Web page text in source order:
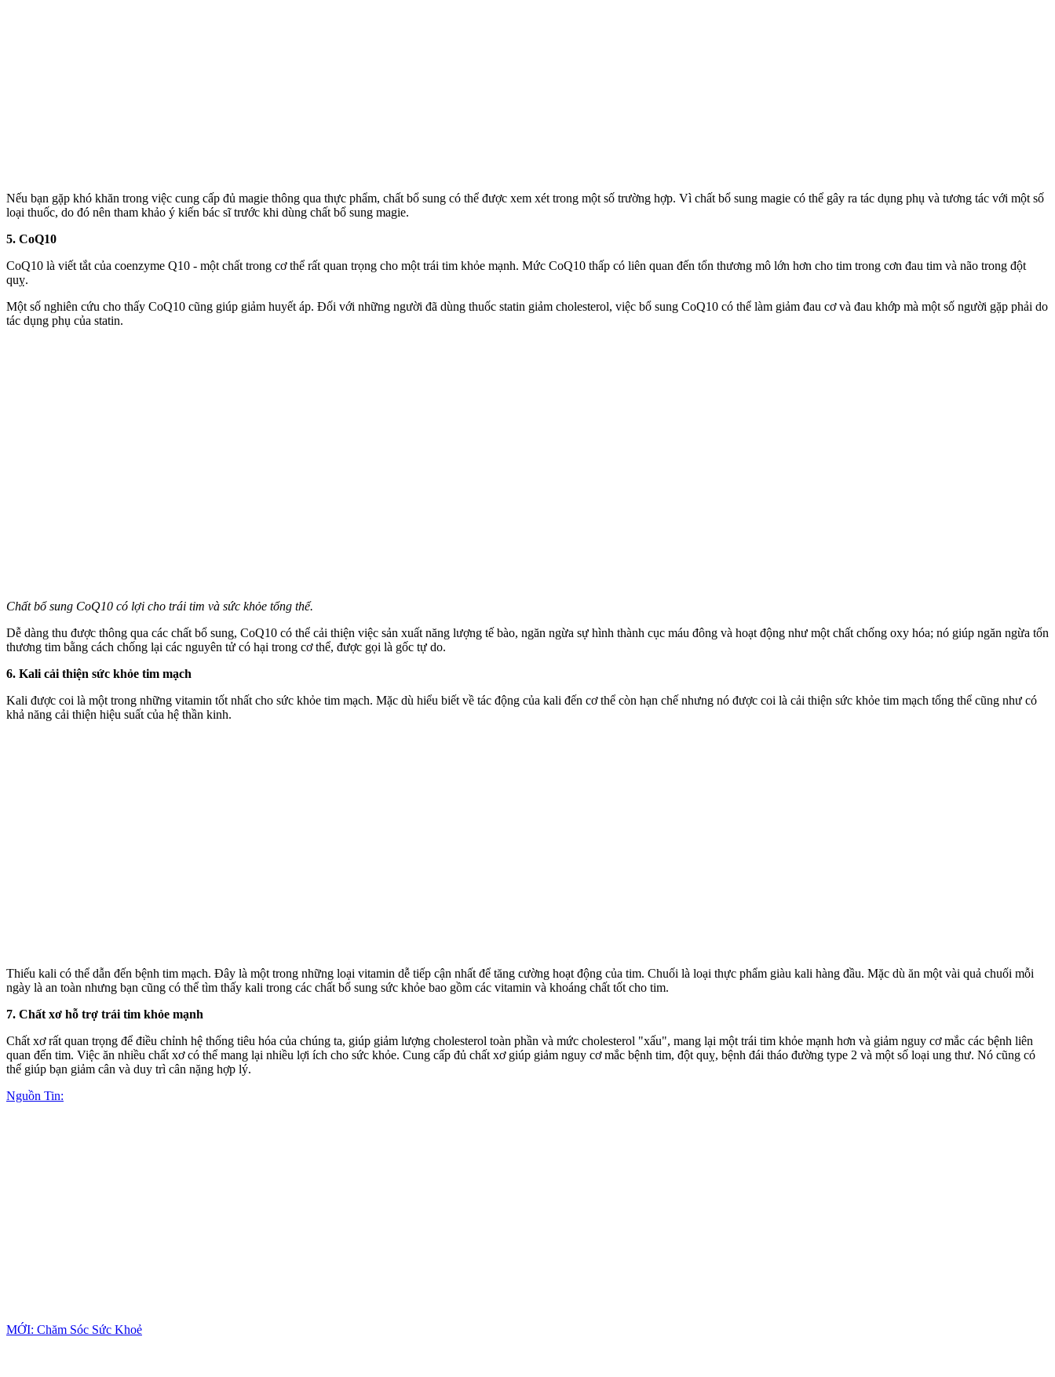
Nếu bạn gặp khó khăn trong việc cung cấp đủ magie thông qua thực phẩm, chất bổ sung có thể được xem xét trong một số trường hợp. Vì chất bổ sung magie có thể gây ra tác dụng phụ và tương tác với một số
loại thuốc, do đó nên tham khảo ý kiến bác sĩ trước khi dùng chất bổ sung magie.
5. CoQ10
CoQ10 là viết tắt của coenzyme Q10 - một chất trong c‌ơ th‌ể rất quan trọng cho một trái tim khỏe mạnh. Mức CoQ10 thấp có liên quan đến tổn thương mô lớn hơn cho tim trong cơn đau tim và não trong đột
quỵ.
Một số nghiên cứu cho thấy CoQ10 cũng giúp giảm huyết áp. Đối với những người đã dùng thuốc statin giảm cholesterol, việc bổ sung CoQ10 có thể làm giảm đau cơ và đau khớp mà một số người gặp phải do
tác dụng phụ của statin.
Chất bổ sung CoQ10 có lợi cho trái tim và sức khỏe tổng thể.
Dễ dàng thu được thông qua các chất bổ sung, CoQ10 có thể cải thiện việc sản xuất năng lượng tế bào, ngăn ngừa sự hình thành cục máu đông và hoạt động như một chất chống oxy hóa; nó giúp ngăn ngừa tổn
thương tim bằng cách chống lại các nguyên tử có hại trong c‌ơ th‌ể, được gọi là gốc tự do.
6. Kali cải thiện sức khỏe tim mạch
Kali được coi là một trong những vitamin tốt nhất cho sức khỏe tim mạch. Mặc dù hiểu biết về tác động của kali đến c‌ơ th‌ể còn hạn chế nhưng nó được coi là cải thiện sức khỏe tim mạch tổng thể cũng như có
khả năng cải thiện hiệu suất của hệ thần kinh.
Thiếu kali có thể dẫn đến bệnh tim mạch. Đây là một trong những loại vitamin dễ tiếp cận nhất để tăng cường hoạt động của tim. Chuối là loại thực phẩm giàu kali hàng đầu. Mặc dù ăn một vài quả chuối mỗi
ngày là an toàn nhưng bạn cũng có thể tìm thấy kali trong các chất bổ sung sức khỏe bao gồm các vitamin và khoáng chất tốt cho tim.
7. Chất xơ hỗ trợ trái tim khỏe mạnh
Chất xơ rất quan trọng để điều chỉnh hệ thống tiêu hóa của chúng ta, giúp giảm lượng cholesterol toàn phần và mức cholesterol "xấu", mang lại một trái tim khỏe mạnh hơn và giảm nguy cơ mắc các bệnh liên
quan đến tim. Việc ăn nhiều chất xơ có thể mang lại nhiều lợi ích cho sức khỏe. Cung cấp đủ chất xơ giúp giảm nguy cơ mắc bệnh tim, đột quỵ, bệnh đái tháo đường type 2 và một số loại ung thư. Nó cũng có
thể giúp bạn giảm cân và duy trì cân nặng hợp lý.
Nguồn Tin:
MỚI: Chăm Sóc Sức Khoẻ